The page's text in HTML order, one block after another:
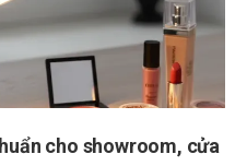
cho showroom, cửa